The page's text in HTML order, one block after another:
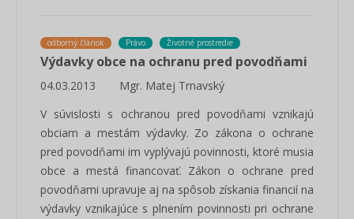
odborný článok Právo Životné prostredie
Výdavky obce na ochranu pred povodňami
04.03.2013
Mgr. Matej Trnavský
V súvislosti s ochranou pred povodňami vznikajú
obciam a mestám výdavky. Zo zákona o ochrane
pred povodňami im vyplývajú povinnosti, ktoré musia
obce a mestá financovať. Zákon o ochrane pred
povodňami upravuje aj na spôsob získania financií na
výdavky vznikajúce s plnením povinnosti pri ochrane